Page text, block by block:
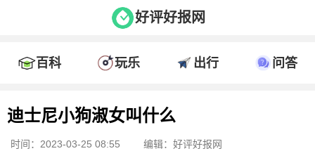
好评好报网
百科 玩乐 出行 问答
迪士尼小狗淑女叫什么
时间：2023-03-25 08:55 编辑：好评好报网